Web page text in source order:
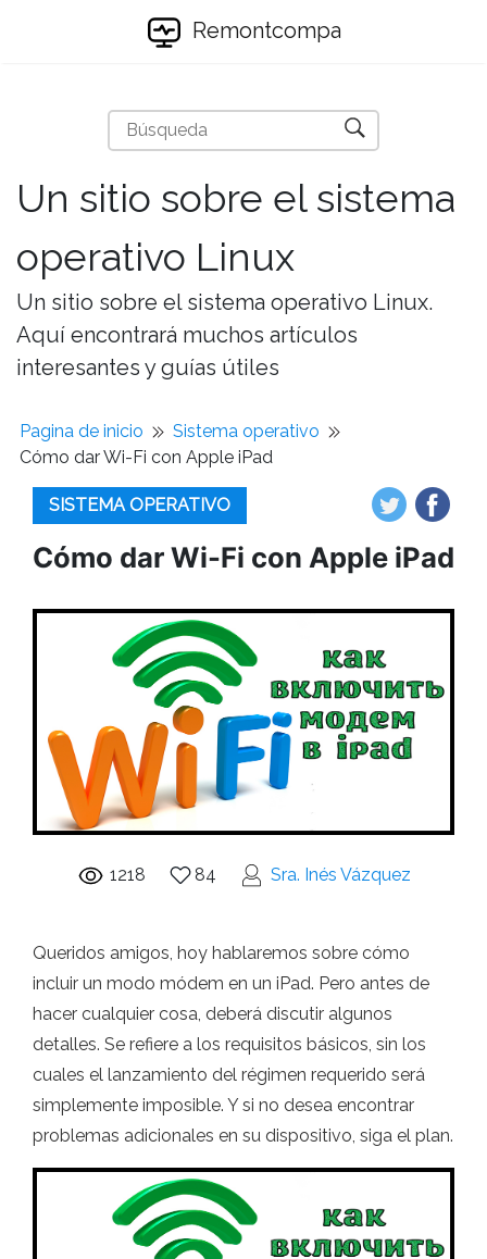
Remontcompa
Un sitio sobre el sistema
operativo Linux
Un sitio sobre el sistema operativo Linux.
Aquí encontrará muchos artículos
interesantes y guías útiles
Pagina de inicio
Sistema operativo
Cómo dar Wi-Fi con Apple iPad
SISTEMA OPERATIVO
Cómo dar Wi-Fi con Apple iPad
1218 84 Sra. Inés Vázquez
Queridos amigos, hoy hablaremos sobre cómo
incluir un modo módem en un iPad. Pero antes de
hacer cualquier cosa, deberá discutir algunos
detalles. Se refiere a los requisitos básicos, sin los
cuales el lanzamiento del régimen requerido será
simplemente imposible. Y si no desea encontrar
problemas adicionales en su dispositivo, siga el plan.